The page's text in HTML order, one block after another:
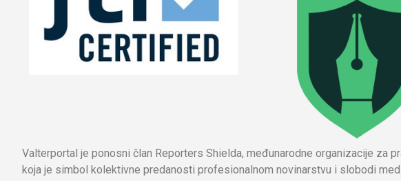
Valterportal je ponosni član Reporters Shielda, međunarodne organizacije za
koja je simbol kolektivne predanosti profesionalnom novinarstvu i slobodi